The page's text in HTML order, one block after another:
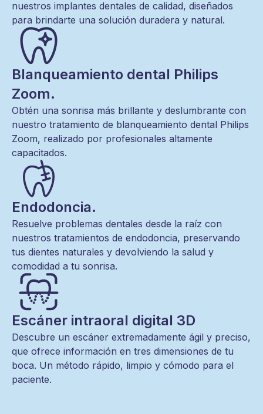
nuestros implantes dentales de calidad, diseñados
para brindarte una solución duradera y natural.
Blanqueamiento dental Philips
Zoom.
Obtén una sonrisa más brillante y deslumbrante con
nuestro tratamiento de blanqueamiento dental Philips
Zoom, realizado por profesionales altamente
capacitados.
Endodoncia.
Resuelve problemas dentales desde la raíz con
nuestros tratamientos de endodoncia, preservando
tus dientes naturales y devolviendo la salud y
comodidad a tu sonrisa.
Escáner intraoral digital 3D
Descubre un escáner extremadamente ágil y preciso,
que ofrece información en tres dimensiones de tu
boca. Un método rápido, limpio y cómodo para el
paciente.